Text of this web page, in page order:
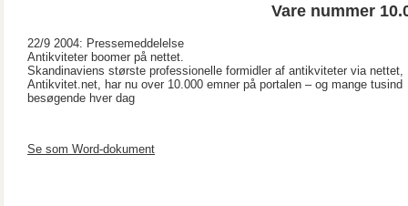
Vare nummer
22/9 2004: Pressemeddelelse
Antikviteter boomer på nettet.
Skandinaviens største professionelle formidler af antikviteter via nettet,
Antikvitet.net, har nu over 10.000 emner på portalen – og mange tusind
besøgende hver dag
Se som Word-dokument